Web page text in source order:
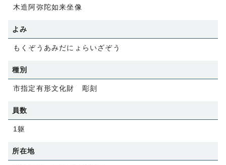
木造阿弥陀如来坐像
よみ
もくぞうあみだにょらいざぞう
種別
市指定有形文化財 彫刻
員数
1躯
所在地